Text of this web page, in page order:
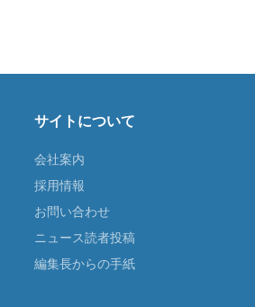
サイトについて
会社案内
採用情報
お問い合わせ
ニュース読者投稿
編集長からの手紙